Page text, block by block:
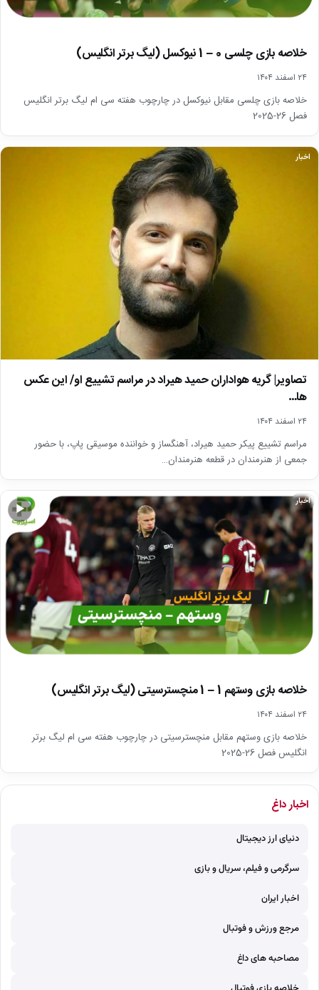
خلاصه بازی چلسی 0 – 1 نیوکسل (لیگ برتر انگلیس)
۲۴ اسفند ۱۴۰۴
خلاصه بازی چلسی مقابل نیوکسل در چارچوب هفته سی ام لیگ برتر انگلیس
فصل 26-2025
اخبار
تصاویر| گریه هواداران حمید هیراد در مراسم تشییع او/ این عکس
ها…
۲۴ اسفند ۱۴۰۴
مراسم تشییع پیکر حمید هیراد، آهنگساز و خواننده موسیقی پاپ، با حضور
جمعی از هنرمندان در قطعه هنرمندان…
▶
اخبار
خلاصه بازی وستهم 1 – 1 منچسترسیتی (لیگ برتر انگلیس)
۲۴ اسفند ۱۴۰۴
خلاصه بازی وستهم مقابل منچسترسیتی در چارچوب هفته سی ام لیگ برتر
انگلیس فصل 26-2025
اخبار داغ
دنیای ارز دیجیتال
سرگرمی و فیلم، سریال و بازی
اخبار ایران
مرجع ورزش و فوتبال
مصاحبه های داغ